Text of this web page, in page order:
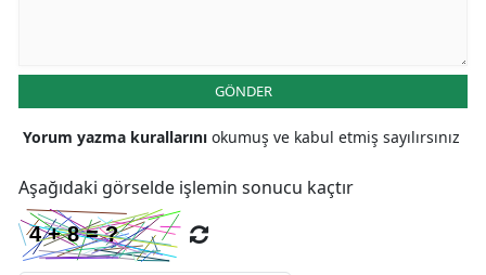
GÖNDER
Yorum yazma kurallarını okumuş ve kabul etmiş sayılırsınız
Aşağıdaki görselde işlemin sonucu kaçtır